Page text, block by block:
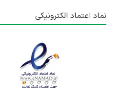
نماد اعتماد الکترونیکی